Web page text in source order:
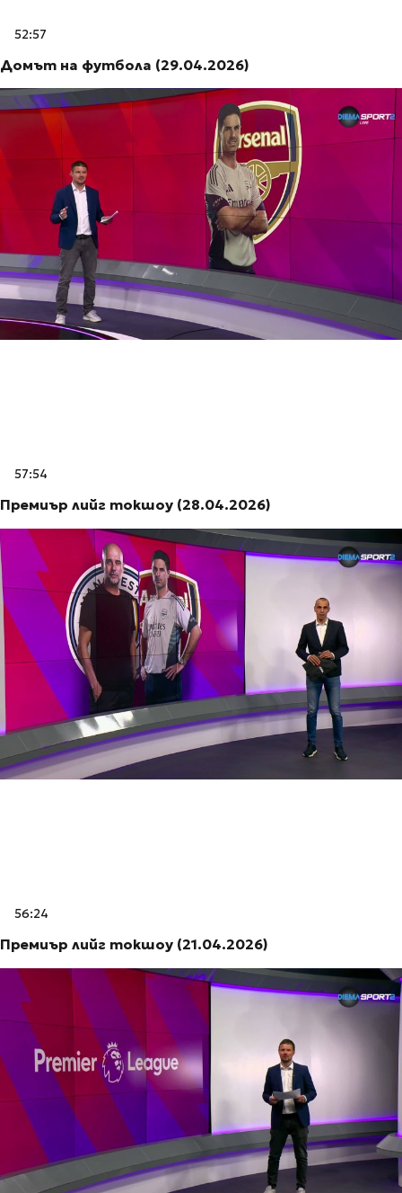
52:57
Домът на футбола (29.04.2026)
57:54
Премиър лийг токшоу (28.04.2026)
56:24
Премиър лийг токшоу (21.04.2026)